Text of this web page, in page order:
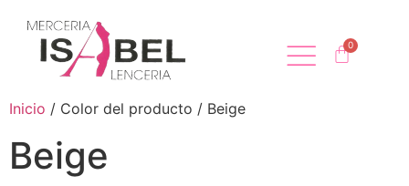
Inicio / Color del producto / Beige
Beige